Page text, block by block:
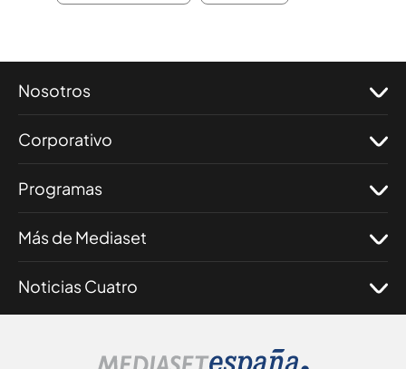
Nosotros
Corporativo
Programas
Más de Mediaset
Noticias Cuatro